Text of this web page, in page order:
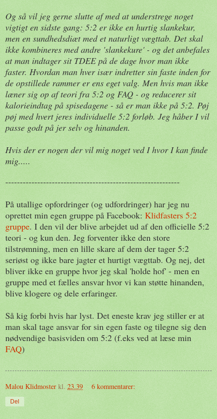
Og så vil jeg gerne slutte af med at understrege noget
vigtigt en sidste gang: 5:2 er ikke en hurtig slankekur,
men en sundhedsdiæt med et naturligt vægttab. Det skal
ikke kombineres med andre 'slankekure' - og det anbefales
at man indtager sit TDEE på de dage hvor man ikke
faster. Hvordan man hver især indretter sin faste inden for
de opstillede rammer er ens eget valg. Men hvis man ikke
læner sig op af teori fra 5:2 og FAQ - og reducerer sit
kalorieindtag på spisedagene - så er man ikke på 5:2. Pøj
pøj med hvert jeres individuelle 5:2 forløb. Jeg håber I vil
passe godt på jer selv og hinanden.
Hvis der er nogen der vil mig noget ved I hvor I kan finde
mig.....
------------------------------------------------------------
På utallige opfordringer (og udfordringer) har jeg nu
oprettet min egen gruppe på Facebook: Klidfasters 5:2
gruppe. I den vil der blive arbejdet ud af den officielle 5:2
teori - og kun den. Jeg forventer ikke den store
tilstrømning, men en lille skare af dem der tager 5:2
seriøst og ikke bare jagter et hurtigt vægttab. Og nej, det
bliver ikke en gruppe hvor jeg skal 'holde hof' - men en
gruppe med et fælles ansvar hvor vi kan støtte hinanden,
blive klogere og dele erfaringer.
Så kig forbi hvis har lyst. Det eneste krav jeg stiller er at
man skal tage ansvar for sin egen faste og tilegne sig den
nødvendige basisviden om 5:2 (f.eks ved at læse min
FAQ)
Malou Klidmoster kl. 23.39 6 kommentarer:
Del